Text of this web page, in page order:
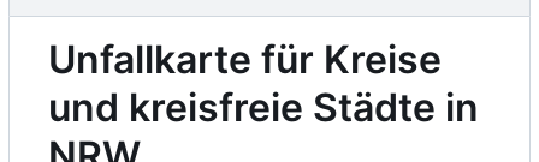
Unfallkarte für Kreise
und kreisfreie Städte in